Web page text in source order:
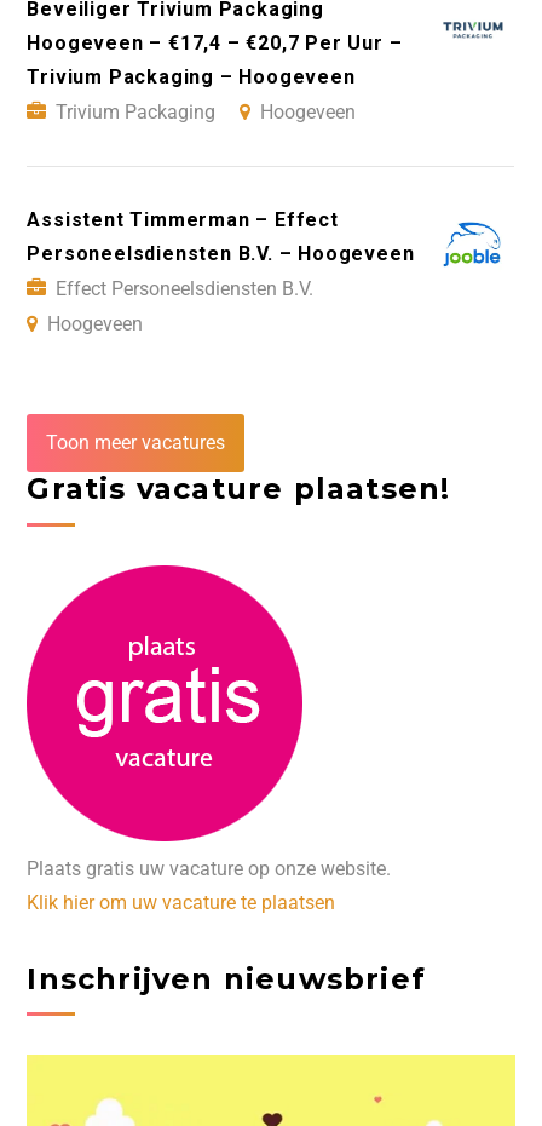
Beveiliger Trivium Packaging
Hoogeveen – €17,4 – €20,7 Per Uur –
Trivium Packaging – Hoogeveen
Trivium Packaging
Hoogeveen
Assistent Timmerman – Effect
Personeelsdiensten B.V. – Hoogeveen
Effect Personeelsdiensten B.V.
Hoogeveen
Toon meer vacatures
Gratis vacature plaatsen!
Plaats gratis uw vacature op onze website.
Klik hier om uw vacature te plaatsen
Inschrijven nieuwsbrief